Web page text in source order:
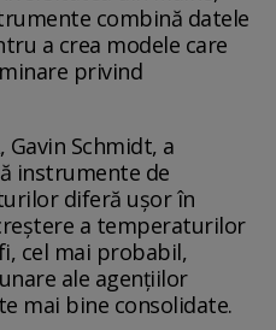
combină datele
a crea modele care
privind
Gavin Schmidt, a
instrumente de
diferă ușor în
a temperaturilor
cel mai probabil,
ale agențiilor
mai bine consolidate.